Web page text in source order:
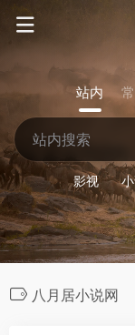
站内
影视
八月居小说网